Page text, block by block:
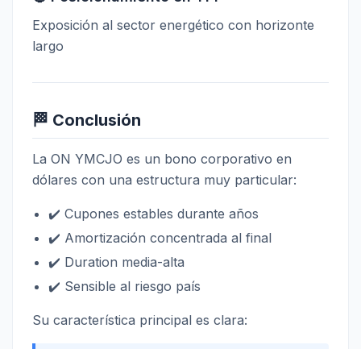
Exposición al sector energético con horizonte
largo
🏁 Conclusión
La ON YMCJO es un bono corporativo en
dólares con una estructura muy particular:
✔️ Cupones estables durante años
✔️ Amortización concentrada al final
✔️ Duration media-alta
✔️ Sensible al riesgo país
Su característica principal es clara: